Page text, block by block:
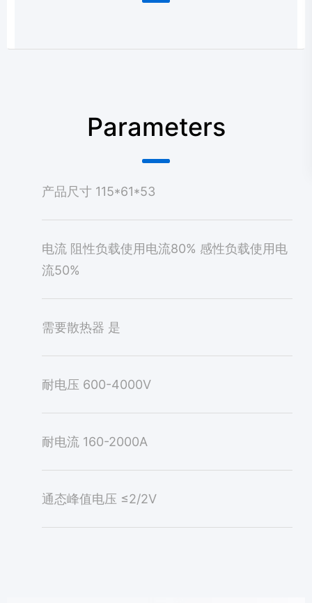
Parameters
产品尺寸 115*61*53
电流 阻性负载使用电流80% 感性负载使用电
流50%
需要散热器 是
耐电压 600-4000V
耐电流 160-2000A
通态峰值电压 ≤2/2V